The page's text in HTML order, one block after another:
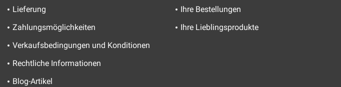
Lieferung
Zahlungsmöglichkeiten
Verkaufsbedingungen und Konditionen
Rechtliche Informationen
Blog-Artikel
Ihre Bestellungen
Ihre Lieblingsprodukte